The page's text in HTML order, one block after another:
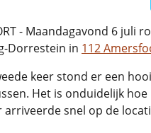
- Maandagavond 6
Dorrestein in 112
keer stond er een
Het is onduidelijk
arriveerde snel op de